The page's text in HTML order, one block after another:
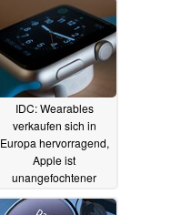
IDC: Wearables
verkaufen sich in
Europa hervorragend,
Apple ist
unangefochtener
Marktführer17.06.2021